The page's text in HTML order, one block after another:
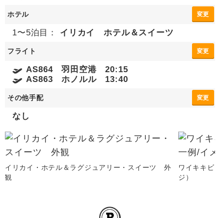
ホテル 変更
1〜5泊目： イリカイ ホテル＆スイーツ
フライト 変更
AS864 羽田空港 20:15
AS863 ホノルル 13:40
その他手配 変更
なし
イリカイ・ホテル＆ラグジュアリー・スイーツ 外
観
ワイキキビ
ジ）